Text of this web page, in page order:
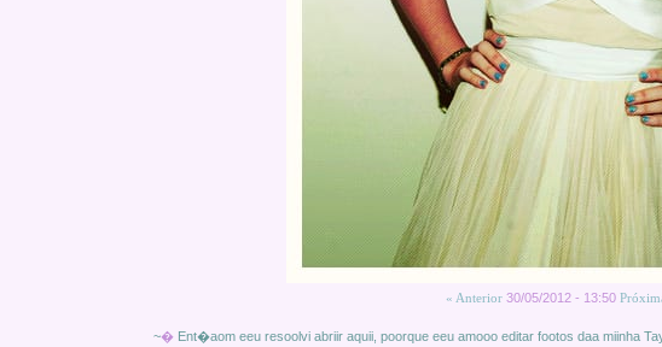
« Anterior 30/05/2012 - 13:50
~�Ent�aom eeu resoolvi abriir aquii, poorque eeu amooo editar footos daa miinha